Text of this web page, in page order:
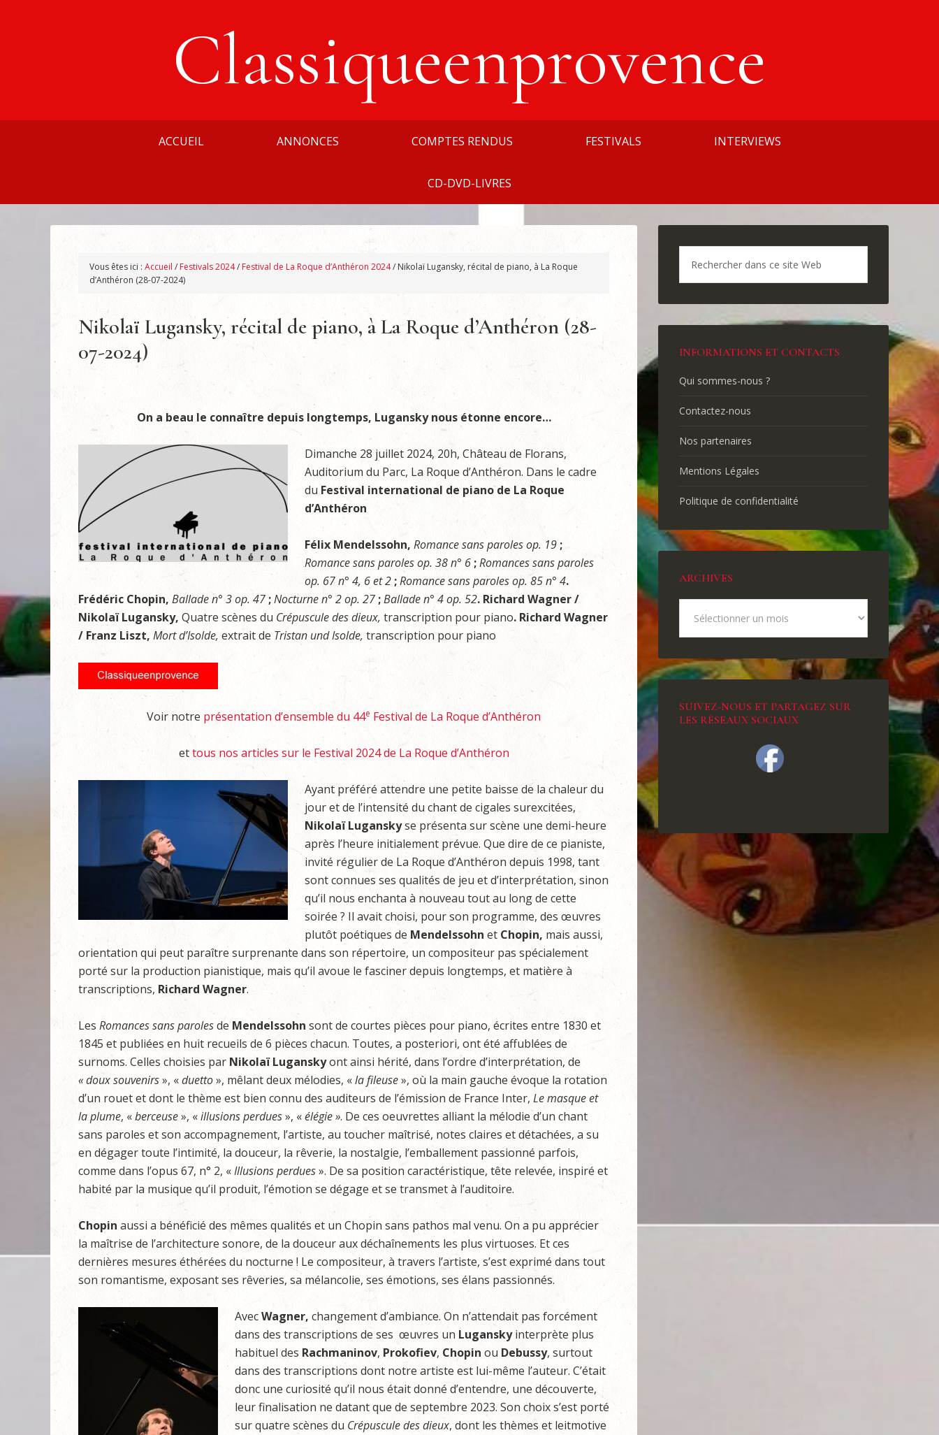
Classiqueenprovence
ACCUEIL ANNONCES COMPTES RENDUS FESTIVALS INTERVIEWS
CD-DVD-LIVRES
Vous êtes ici : Accueil / Festivals 2024/ Festival de La Roque d’Anthéron 2024/ Nikolaï Lugansky, récital de piano, à La Roque
d’Anthéron (28-07-2024)
Nikolaï Lugansky, récital de piano, à La Roque d’Anthéron (28-
07-2024)
On a beau le connaître depuis longtemps, Lugansky nous étonne encore…
Dimanche 28 juillet 2024, 20h, Château de Florans,
Auditorium du Parc, La Roque d’Anthéron. Dans le cadre
du Festival international de piano de La Roque
d’Anthéron
Félix Mendelssohn, Romance sans paroles op. 19 ;
Romance sans paroles op. 38 n° 6 ;Romances sans paroles
op. 67 n° 4, 6 et 2 ;Romance sans paroles op. 85 n° 4.
Frédéric Chopin, Ballade n° 3 op. 47;Nocturne n° 2 op. 27 ;Ballade n° 4 op. 52. Richard Wagner /
Nikolaï Lugansky, Quatre scènes du Crépuscule des dieux, transcription pour piano. Richard Wagner
/ Franz Liszt, Mort d’Isolde, extrait de Tristan und Isolde, transcription pour piano
Voir notre présentation d’ensemble du 44e Festival de La Roque d’Anthéron
ettous nos articles sur le Festival 2024 de La Roque d’Anthéron
Ayant préféré attendre une petite baisse de la chaleur du
jour et de l’intensité du chant de cigales surexcitées,
Nikolaï Luganskyse présenta sur scène une demi-heure
après l’heure initialement prévue. Que dire de ce pianiste,
invité régulier de La Roque d’Anthéron depuis 1998, tant
sont connues ses qualités de jeu et d’interprétation, sinon
qu’il nous enchanta à nouveau tout au long de cette
soirée ? Il avait choisi, pour son programme, des œuvres
plutôt poétiques de Mendelssohnet Chopin, mais aussi,
orientation qui peut paraître surprenante dans son répertoire, un compositeur pas spécialement
porté sur la production pianistique, mais qu’il avoue le fasciner depuis longtemps, et matière à
transcriptions, Richard Wagner.
Les Romances sans parolesdeMendelssohn sont de courtes pièces pour piano, écrites entre 1830 et
1845 et publiées en huit recueils de 6 pièces chacun. Toutes, a posteriori, ont été affublées de
surnoms. Celles choisies par Nikolaï Luganskyont ainsi hérité, dans l’ordre d’interprétation, de
« doux souvenirs», «duetto», mêlant deux mélodies, «la fileuse», où la main gauche évoque la rotation
d’un rouet et dont le thème est bien connu des auditeurs de l’émission de France Inter, Le masque et
la plume, «berceuse», «illusions perdues», «élégie ». De ces oeuvrettes alliant la mélodie d’un chant
sans paroles et son accompagnement, l’artiste, au toucher maîtrisé, notes claires et détachées, a su
en dégager toute l’intimité, la douceur, la rêverie, la nostalgie, l’emballement passionné parfois,
comme dans l’opus 67, n° 2, «Illusions perdues». De sa position caractéristique, tête relevée, inspiré et
habité par la musique qu’il produit, l’émotion se dégage et se transmet à l’auditoire.
Chopin aussi a bénéficié des mêmes qualités et un Chopin sans pathos mal venu. On a pu apprécier
la maîtrise de l’architecture sonore, de la douceur aux déchaînements les plus virtuoses. Et ces
dernières mesures éthérées du nocturne ! Le compositeur, à travers l’artiste, s’est exprimé dans tout
son romantisme, exposant ses rêveries, sa mélancolie, ses émotions, ses élans passionnés.
AvecWagner, changement d’ambiance. On n’attendait pas forcément
dans des transcriptions de ses œuvres un Luganskyinterprète plus
habituel des Rachmaninov, Prokofiev, Chopin ou Debussy, surtout
dans des transcriptions dont notre artiste est lui-même l’auteur. C’était
donc une curiosité qu’il nous était donné d’entendre, une découverte,
leur finalisation ne datant que de septembre 2023. Son choix s’est porté
sur quatre scènes du Crépuscule des dieux, dont les thèmes et leitmotive
INFORMATIONS ET CONTACTS
Qui sommes-nous ?
Contactez-nous
Nos partenaires
Mentions Légales
Politique de confidentialité
ARCHIVES
SUIVEZ-NOUS ET PARTAGEZ SUR
LES RÉSEAUX SOCIAUX